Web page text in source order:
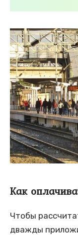
Как
Чтобы
дважды